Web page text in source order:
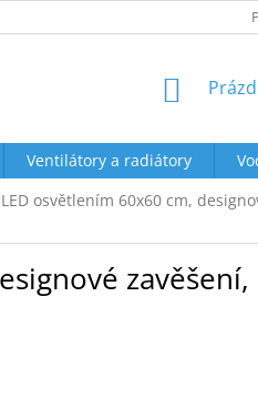
OBCHODNÍ
Ventilátory a radiátory
osvětlením 60x60 cm,
zavěšení,